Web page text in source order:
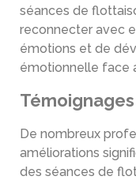
séances de
reconnecter avec
émotions et de
émotionnelle face
De nombreux
améliorations
des séances de